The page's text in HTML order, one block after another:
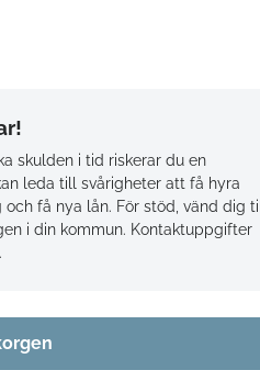
skulden i tid riskerar du en
leda till svårigheter att få hyra
få nya lån. För stöd, vänd dig till
i din kommun. Kontaktuppgifter
.